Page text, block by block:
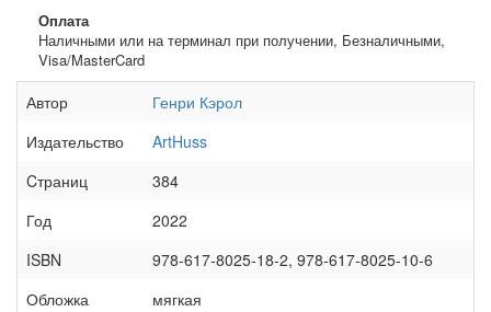
Оплата
Наличными или на терминал при получении, Безналичными,
Visa/MasterCard
Автор
Генри Кэрол
Издательство
ArtHuss
Cтраниц
384
Год
2022
ISBN
978-617-8025-18-2, 978-617-8025-10-6
Обложка
мягкая